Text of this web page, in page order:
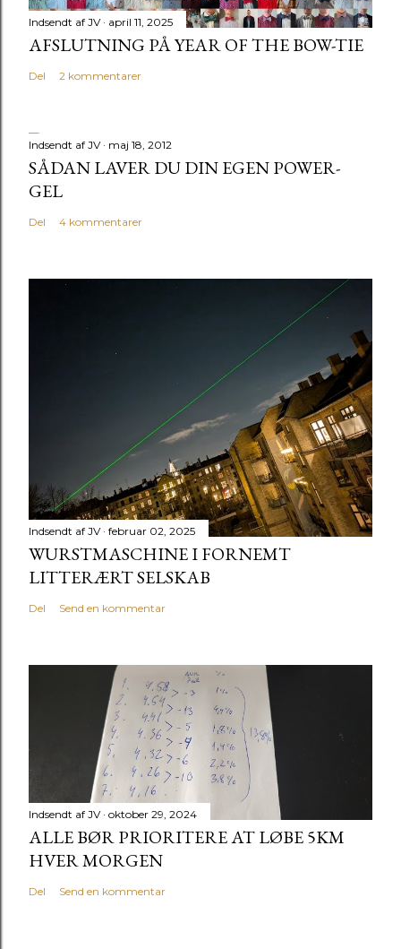
Indsendt af JV april 11, 2025
AFSLUTNING PÅ YEAR OF THE BOW-TIE
Del 2 kommentarer
Indsendt af JV maj 18, 2012
SÅDAN LAVER DU DIN EGEN POWER-
GEL
Del 4 kommentarer
Indsendt af JV februar 02, 2025
WURSTMASCHINE I FORNEMT
LITTERÆRT SELSKAB
Del Send en kommentar
Indsendt af JV oktober 29, 2024
ALLE BØR PRIORITERE AT LØBE 5KM
HVER MORGEN
Del Send en kommentar